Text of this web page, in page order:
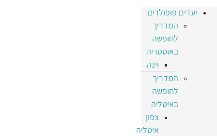
יעדים פופולרים
המדריך
לחופשה
באוסטריה
וינה
המדריך
לחופשה
באיטליה
צפון
איטליה